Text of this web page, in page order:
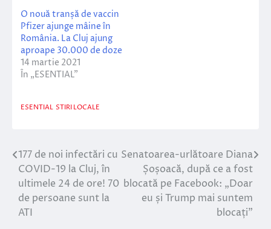
O nouă tranșă de vaccin
Pfizer ajunge mâine în
România. La Cluj ajung
aproape 30.000 de doze
14 martie 2021
În „ESENTIAL”
ESENTIAL STIRI LOCALE
Navigare
în
articole
177 de noi infectări cu
COVID-19 la Cluj, în
ultimele 24 de ore! 70
de persoane sunt la
ATI
Senatoarea-urlătoare Diana
Șoșoacă, după ce a fost
blocată pe Facebook: „Doar
eu și Trump mai suntem
blocați”